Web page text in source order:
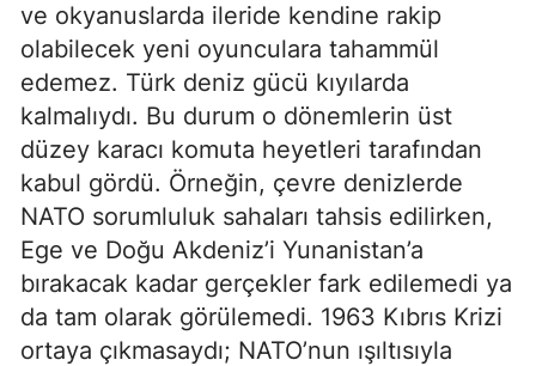
ve okyanuslarda ileride kendine rakip
olabilecek yeni oyunculara tahammül
edemez. Türk deniz gücü kıyılarda
kalmalıydı. Bu durum o dönemlerin üst
düzey karacı komuta heyetleri tarafından
kabul gördü. Örneğin, çevre denizlerde
NATO sorumluluk sahaları tahsis edilirken,
Ege ve Doğu Akdeniz’i Yunanistan’a
bırakacak kadar gerçekler fark edilemedi ya
da tam olarak görülemedi. 1963 Kıbrıs Krizi
ortaya çıkmasaydı; NATO’nun ışıltısıyla